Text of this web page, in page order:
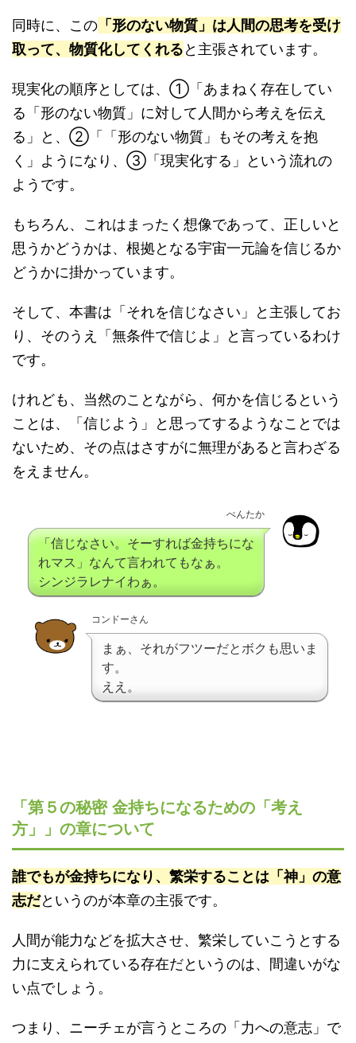
同時に、この 「形のない物質」は人間の思考を受け
取って、物質化してくれると主張されています。
現実化の順序としては、①「あまねく存在してい
る「形のない物質」に対して人間から考えを伝え
る」と、②「「形のない物質」もその考えを抱
く」ようになり、③「現実化する」という流れの
ようです。
もちろん、これはまったく想像であって、正しいと
思うかどうかは、根拠となる宇宙一元論を信じるか
どうかに掛かっています。
そして、本書は「それを信じなさい」と主張してお
り、そのうえ「無条件で信じよ」と言っているわけ
です。
けれども、当然のことながら、何かを信じるという
ことは、「信じよう」と思ってするようなことでは
ないため、その点はさすがに無理があると言わざる
をえません。
ぺんたか
「信じなさい。そーすれば金持ちにな
れマス」なんて言われてもなぁ。
シンジラレナイわぁ。
コンドーさん
まぁ、それがフツーだとボクも思いま
す。
ええ。
「第５の秘密 金持ちになるための「考え
方」」の章について
誰でもが金持ちになり、繁栄することは「神」の意
志だというのが本章の主張です。
人間が能力などを拡大させ、繁栄していこうとする
力に支えられている存在だというのは、間違いがな
い点でしょう。
つまり、ニーチェが言うところの「力への意志」で